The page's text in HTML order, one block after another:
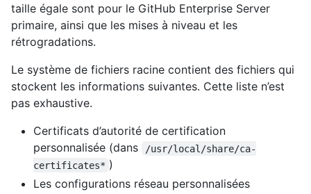
taille égale sont pour le GitHub Enterprise Server
primaire, ainsi que les mises à niveau et les
rétrogradations.
Le système de fichiers racine contient des fichiers qui
stockent les informations suivantes. Cette liste n’est
pas exhaustive.
Certificats d’autorité de certification
personnalisée (dans
/usr/local/share/ca-
certificates* )
Les configurations réseau personnalisées